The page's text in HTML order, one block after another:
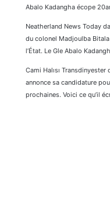
Abalo Kadangha écope
Neatherland News Today
du colonel Madjoulba
l’État. Le Gle Abalo
Cami Halısı Transdinyester
annonce sa candidature
prochaines. Voici ce qu’il